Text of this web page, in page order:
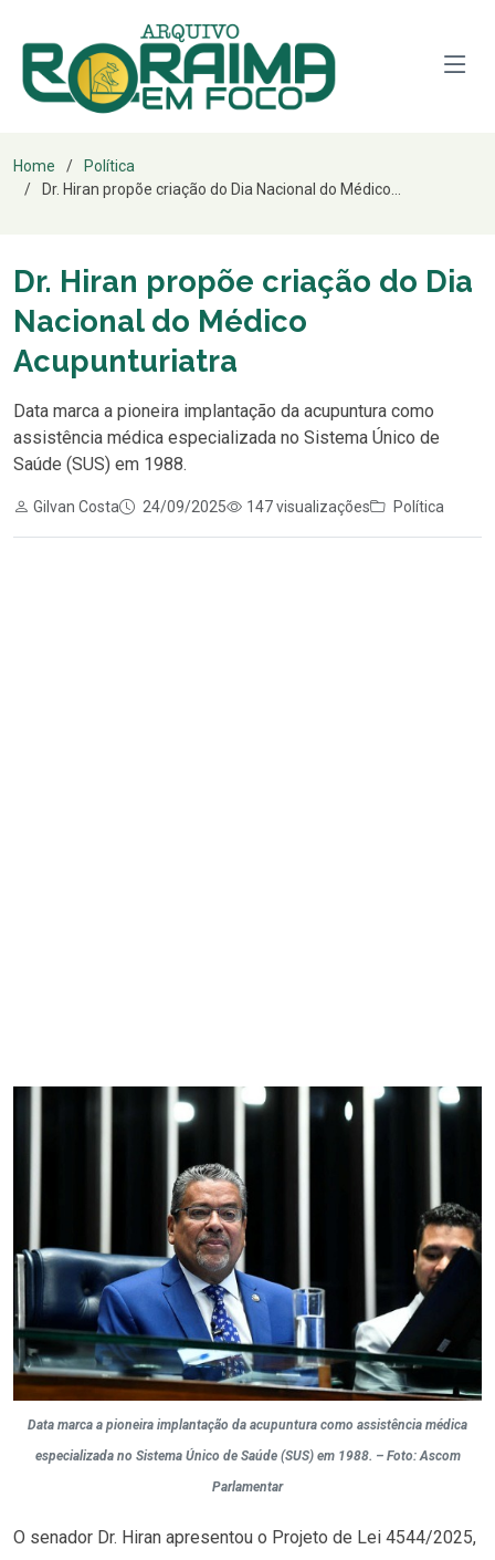
Home
Política
Dr. Hiran propõe criação do Dia Nacional do Médico...
Dr. Hiran propõe criação do Dia
Nacional do Médico
Acupunturiatra
Data marca a pioneira implantação da acupuntura como
assistência médica especializada no Sistema Único de
Saúde (SUS) em 1988.
Gilvan Costa 24/09/2025 147 visualizações Política
Data marca a pioneira implantação da acupuntura como assistência médica
especializada no Sistema Único de Saúde (SUS) em 1988. – Foto: Ascom
Parlamentar
O senador Dr. Hiran apresentou o Projeto de Lei 4544/2025,